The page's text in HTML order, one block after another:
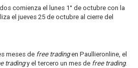
comienza el lunes 1° de octubre con la
el jueves 25 de octubre al cierre del
meses de free tradingen Paullieronline, el
tradingy el tercero un mes de free trading.